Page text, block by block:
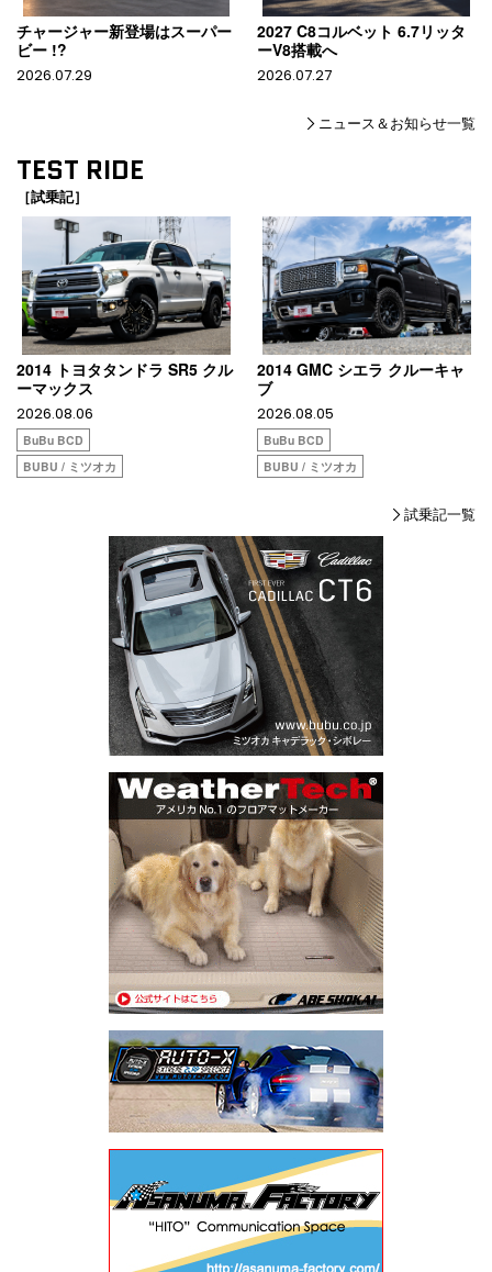
チャージャー新登場はスーパー
ビー !?
2026.07.29
2027 C8コルベット 6.7リッタ
ーV8搭載へ
2026.07.27
ニュース＆お知らせ一覧
TEST RIDE
［試乗記］
2014 トヨタタンドラ SR5 クル
ーマックス
2026.08.06
BuBu BCD
BUBU / ミツオカ
2014 GMC シエラ クルーキャ
ブ
2026.08.05
BuBu BCD
BUBU / ミツオカ
試乗記一覧